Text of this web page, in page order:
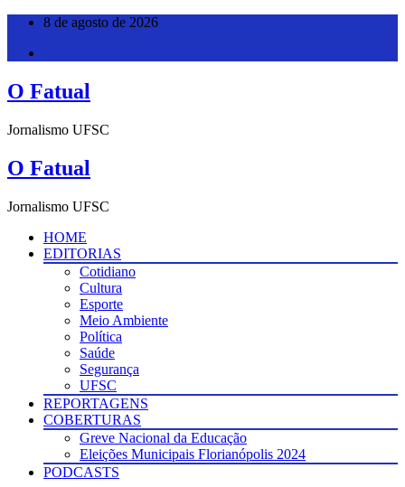
Pular
8 de agosto de 2026
O Fatual
Jornalismo UFSC
O Fatual
Jornalismo UFSC
HOME
EDITORIAS
Cotidiano
Cultura
Esporte
Meio Ambiente
Política
Saúde
Segurança
UFSC
REPORTAGENS
COBERTURAS
Greve Nacional da Educação
Eleições Municipais Florianópolis 2024
PODCASTS